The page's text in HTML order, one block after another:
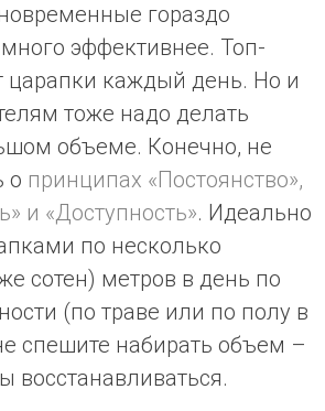
гораздо
эффективнее. Топ-
царапки каждый день. Но и
тоже надо делать
объеме. Конечно, не
о принципах «Постоянство»,
и «Доступность». Идеально
по несколько
сотен) метров в день по
(по траве или по полу в
спешите набирать объем –